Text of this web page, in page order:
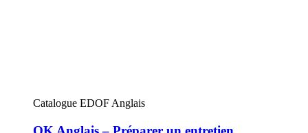
Catalogue EDOF Anglais